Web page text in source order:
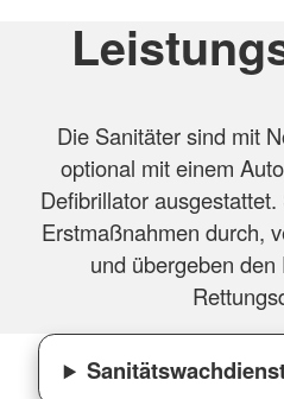
Die Sanitäter sind mit
optional mit einem
Defibrillator
Erstmaßnahmen durch,
und übergeben